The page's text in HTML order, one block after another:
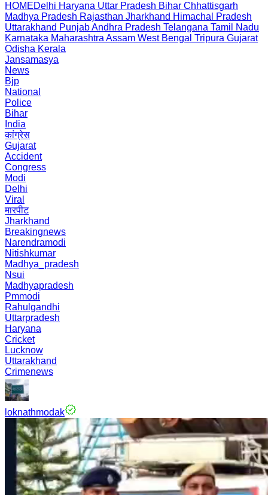
HOMEDelhi Haryana Uttar Pradesh Bihar Chhattisgarh
Madhya Pradesh Rajasthan Jharkhand Himachal Pradesh
Uttarakhand PunjabAndhra Pradesh Telangana Tamil Nadu
Karnataka Maharashtra Assam West Bengal Tripura Gujarat
Odisha Kerala
Jansamasya
News
Bjp
National
Police
Bihar
India
कांग्रेस
Gujarat
Accident
Congress
Modi
Delhi
Viral
मारपीट
Jharkhand
Breakingnews
Narendramodi
Nitishkumar
Madhya_pradesh
Nsui
Madhyapradesh
Pmmodi
Rahulgandhi
Uttarpradesh
Haryana
Cricket
Lucknow
Uttarakhand
Crimenews
loknathmodak